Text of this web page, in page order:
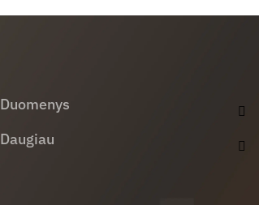
Duomenys
Daugiau